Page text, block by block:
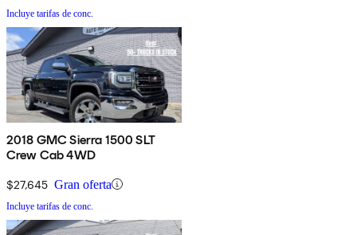
Incluye tarifas de conc.
2018 GMC Sierra 1500 SLT
Crew Cab 4WD
$27,645 Gran oferta
Incluye tarifas de conc.